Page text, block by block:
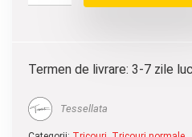
Termen de livrare: 3-7 zile
Tessellata